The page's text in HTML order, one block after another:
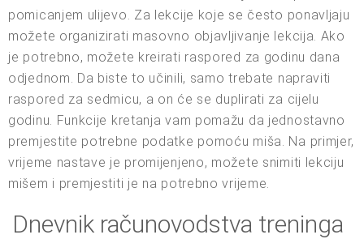
pomicanjem ulijevo. Za lekcije koje se često ponavljaju
možete organizirati masovno objavljivanje lekcija. Ako
je potrebno, možete kreirati raspored za godinu dana
odjednom. Da biste to učinili, samo trebate napraviti
raspored za sedmicu, a on će se duplirati za cijelu
godinu. Funkcije kretanja vam pomažu da jednostavno
premjestite potrebne podatke pomoću miša. Na primjer,
vrijeme nastave je promijenjeno, možete snimiti lekciju
mišem i premjestiti je na potrebno vrijeme.
Dnevnik računovodstva treninga